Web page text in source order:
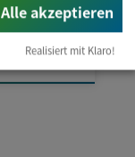
Alle akzeptieren
Realisiert mit Klaro!